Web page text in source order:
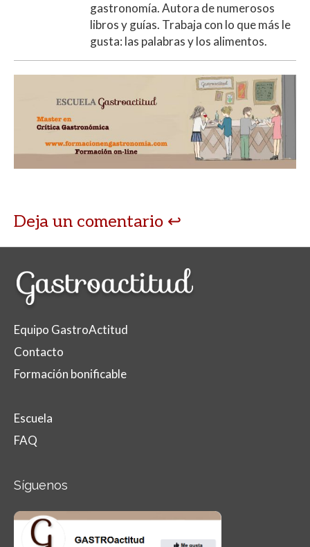
gastronomía. Autora de numerosos
libros y guías. Trabaja con lo que más le
gusta: las palabras y los alimentos.
Deja un comentario
Equipo GastroActitud
Contacto
Formación bonificable
Escuela
FAQ
Síguenos